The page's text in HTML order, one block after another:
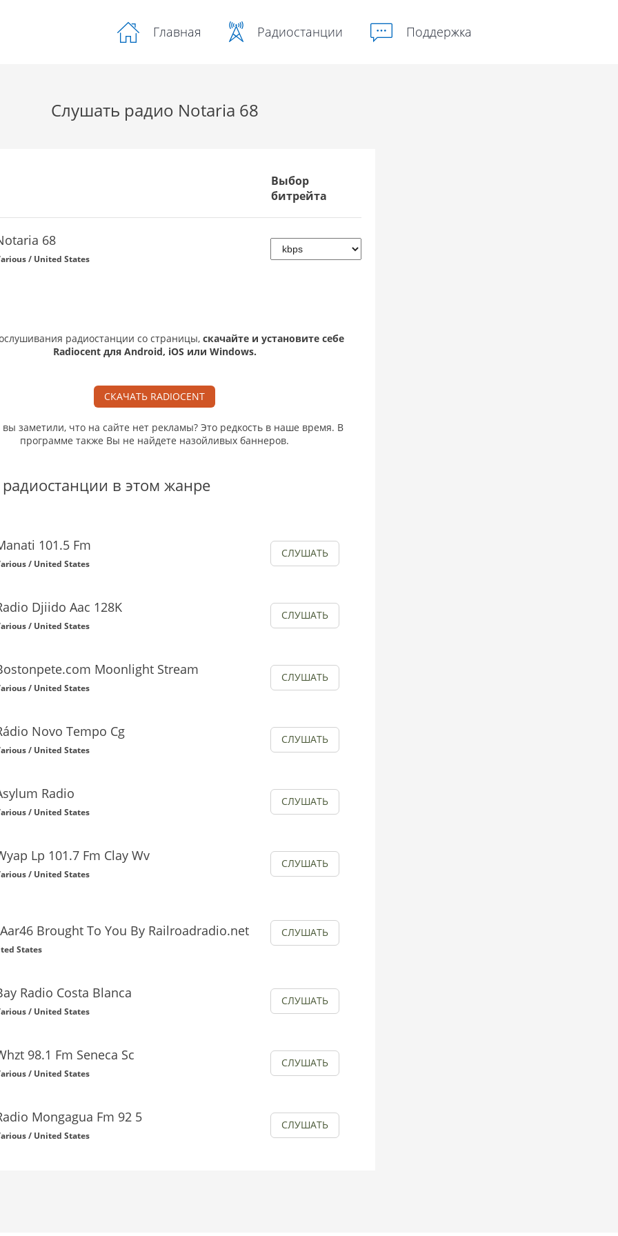
Главная Радиостанции Поддержка
Слушать радио Notaria 68
Выбор
битрейта
68
/ United States
радиостанции со страницы, скачайте и установите себе
Radiocent для Android, iOS или Windows.
СКАЧАТЬ RADIOCENT
вы заметили, что на сайте нет рекламы? Это редкость в наше время. В
программе также Вы не найдете назойливых баннеров.
в этом жанре
101.5 Fm
/ United States
СЛУШАТЬ
Djiido Aac 128K
/ United States
СЛУШАТЬ
Moonlight Stream
/ United States
СЛУШАТЬ
Novo Tempo Cg
/ United States
СЛУШАТЬ
Radio
/ United States
СЛУШАТЬ
Lp 101.7 Fm Clay Wv
/ United States
СЛУШАТЬ
Brought To You By Railroadradio.net
States
СЛУШАТЬ
Radio Costa Blanca
/ United States
СЛУШАТЬ
98.1 Fm Seneca Sc
/ United States
СЛУШАТЬ
Mongagua Fm 92 5
/ United States
СЛУШАТЬ